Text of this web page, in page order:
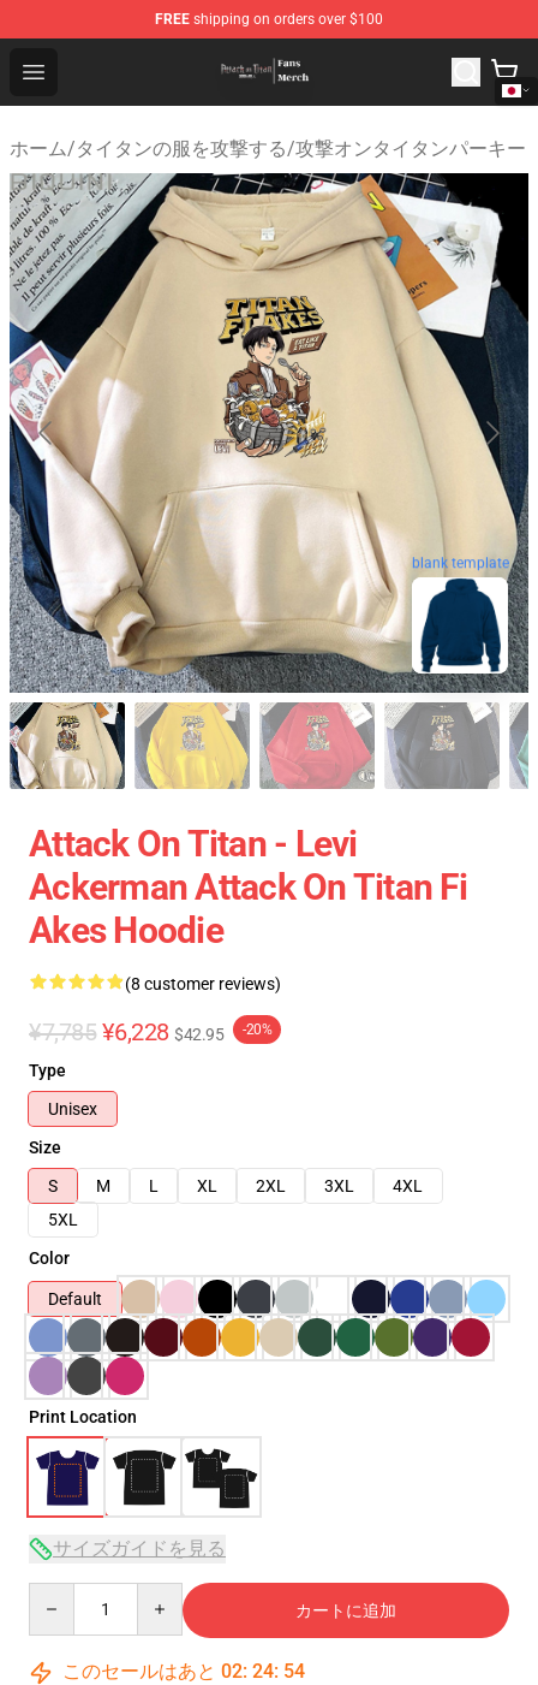
FREE shipping on orders over $100
Open menu
Attack On Titan Store - Official Attack On Titan
ホーム/タイタンの服を攻撃する/攻撃オンタイタンパーキー
blank template
Attack On Titan - Levi
Ackerman Attack On Titan Fi
Akes Hoodie
(8 customer reviews)
¥7,785 ¥6,228 $42.95 -20%
Type
Unisex
Size
S
M L XL 2XL 3XL
4XL
5XL
Color
Default
Print Location
サイズガイドを見る
カートに追加
このセールはあと 02: 24: 53